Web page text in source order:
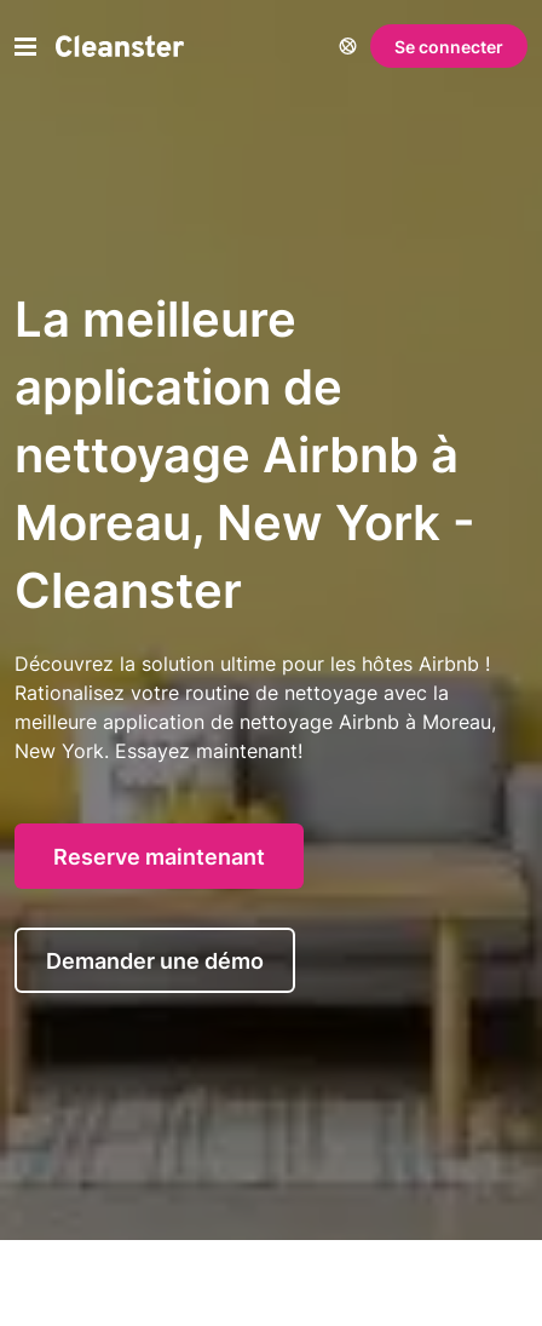
Se connecter
La meilleure
application de
nettoyage Airbnb à
Moreau, New York -
Cleanster
Découvrez la solution ultime pour les hôtes Airbnb !
Rationalisez votre routine de nettoyage avec la
meilleure application de nettoyage Airbnb à Moreau,
New York. Essayez maintenant!
Reserve maintenant
Demander une démo